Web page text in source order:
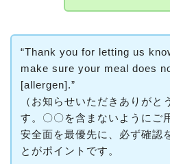
“Thank you for letting us
make sure your meal does
[allergen].”
（お知らせいただきありがと
す。〇〇を含まないようにご
安全面を最優先に、必ず確認
とがポイントです。